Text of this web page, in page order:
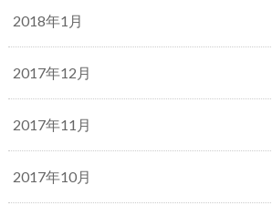
2018年1月
2017年12月
2017年11月
2017年10月